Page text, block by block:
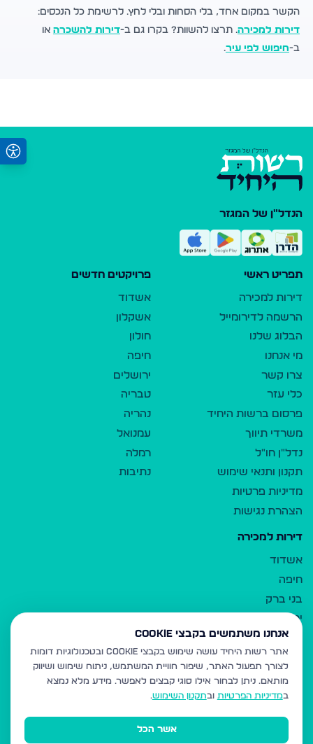
הקשר במקום אחד, בלי הסחות ובלי לחץ. לרשימת כל הנכסים:
דירות למכירה. תרצו להשוות? בקרו גם ב-דירות להשכרה או
ב-חיפוש לפי עיר.
הנדל"ן של המגזר
תפריט ראשי
דירות למכירה
הרשמה לדירומייל
הבלוג שלנו
מי אנחנו
צרו קשר
כלי עזר
פרסום ברשות היחיד
משרדי תיווך
נדל"ן חו"ל
תקנון ותנאי שימוש
מדיניות פרטיות
הצהרת נגישות
פרויקטים חדשים
אשדוד
אשקלון
חולון
חיפה
ירושלים
טבריה
נהריה
עמנואל
רמלה
נתיבות
דירות למכירה
אשדוד
חיפה
בני ברק
ירושלים
אלעד
גבעת זאב
בית שמש
רכסים
מודיעין עילית
אנחנו משתמשים בקבצי Cookie
אתר רשות היחיד עושה שימוש בקבצי Cookie ובטכנולוגיות דומות
לצורך תפעול האתר, שיפור חוויית המשתמש, ניתוח שימוש ושיווק
מותאם. ניתן לבחור אילו סוגי קבצים לאפשר. מידע מלא נמצא
במדיניות הפרטיות ובתקנון השימוש.
אשר הכל